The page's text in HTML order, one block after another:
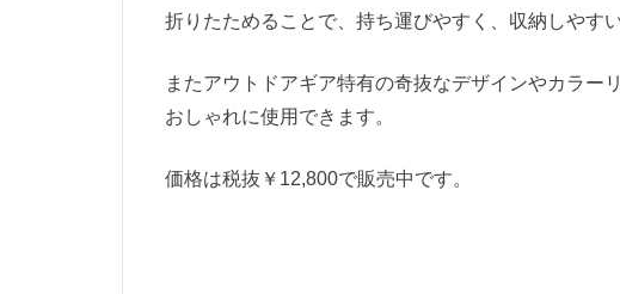
折りたためることで、持ち運びやすく、収納しやす
またアウトドアギア特有の奇抜なデザインやカラー
おしゃれに使用できます。
価格は税抜￥12,800で販売中です。